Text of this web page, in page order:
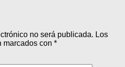
no será publicada. Los
marcados con *